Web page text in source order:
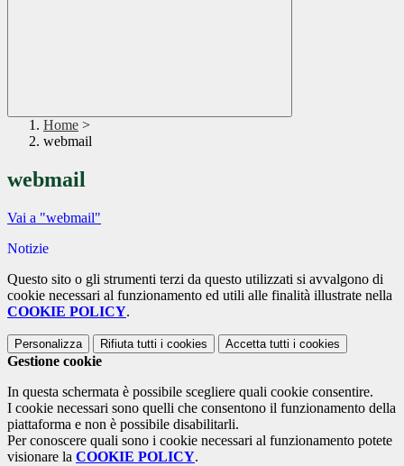
Home >
webmail
webmail
Vai a "webmail"
Notizie
Questo sito o gli strumenti terzi da questo utilizzati si avvalgono di
cookie necessari al funzionamento ed utili alle finalità illustrate nella
COOKIE POLICY.
Personalizza Rifiuta tutti i cookies Accetta tutti i cookies
Gestione cookie
In questa schermata è possibile scegliere quali cookie consentire.
I cookie necessari sono quelli che consentono il funzionamento della
piattaforma e non è possibile disabilitarli.
Per conoscere quali sono i cookie necessari al funzionamento potete
visionare la COOKIE POLICY.